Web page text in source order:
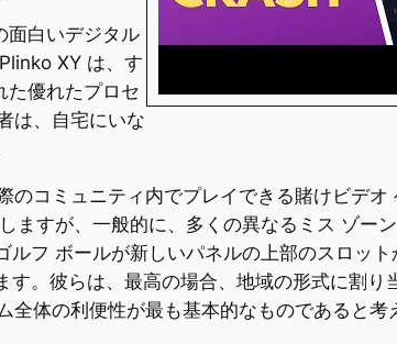
面白いデジタル
XY は、す
た優れたプロセ
は、自宅にいな
のコミュニティ内でプレイできる賭けビデ
ますが、一般的に、多くの異なるミス ゾー
フ ボールが新しいパネルの上部のスロッ
。彼らは、最高の場合、地域の形式に割り
体の利便性が最も基本的なものであると考